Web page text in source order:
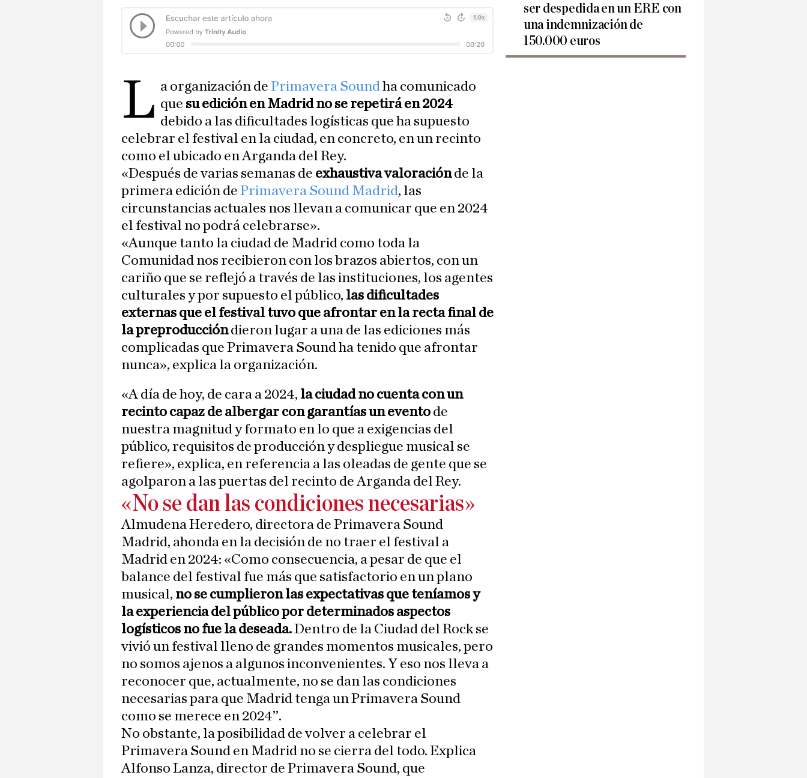
L a organización dePrimavera Soundha comunicado
que su edición en Madrid no se repetirá en 2024
debido a las dificultades logísticas que ha supuesto
celebrar el festival en la ciudad, en concreto, en un recinto
como el ubicado en Arganda del Rey.
«Después de varias semanas de exhaustiva valoraciónde la
primera edición de Primavera Sound Madrid, las
circunstancias actuales nos llevan a comunicar que en 2024
el festival no podrá celebrarse».
«Aunque tanto la ciudad de Madrid como toda la
Comunidad nos recibieron con los brazos abiertos, con un
cariño que se reflejó a través de las instituciones, los agentes
culturales y por supuesto el público, las dificultades
externas que el festival tuvo que afrontar en la recta final de
la preproduccióndieron lugar a una de las ediciones más
complicadas que Primavera Sound ha tenido que afrontar
nunca», explica la organización.
«A día de hoy, de cara a 2024, la ciudad no cuenta con un
recinto capaz de albergar con garantías un evento de
nuestra magnitud y formato en lo que a exigencias del
público, requisitos de producción y despliegue musical se
refiere», explica, en referencia a las oleadas de gente que se
agolparon a las puertas del recinto de Arganda del Rey.
«No se dan las condiciones necesarias»
Almudena Heredero, directora de Primavera Sound
Madrid, ahonda en la decisión de no traer el festival a
Madrid en 2024: «Como consecuencia, a pesar de que el
balance del festival fue más que satisfactorio en un plano
musical, no se cumplieron las expectativas que teníamos y
la experiencia del público por determinados aspectos
logísticos no fue la deseada.Dentro de la Ciudad del Rock se
vivió un festival lleno de grandes momentos musicales, pero
no somos ajenos a algunos inconvenientes. Y eso nos lleva a
reconocer que, actualmente, no se dan las condiciones
necesarias para que Madrid tenga un Primavera Sound
como se merece en 2024”.
No obstante, la posibilidad de volver a celebrar el
Primavera Sound en Madrid no se cierra del todo. Explica
Alfonso Lanza, director de Primavera Sound, que
ser despedida en un ERE con
una indemnización de
150.000 euros